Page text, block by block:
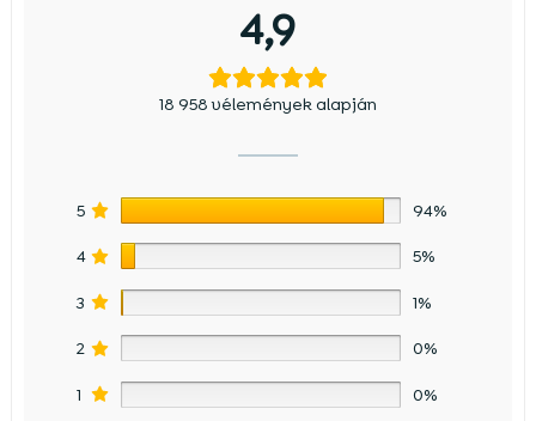
4,9
18 958 vélemények alapján
5 94%
4 5%
3 1%
2 0%
1 0%